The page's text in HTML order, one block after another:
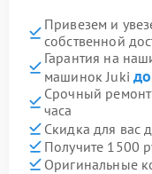
Привезем и
собственной
Гарантия на
машинок Juki
Срочный
часа
Скидка для вас
Получите 1500
Оригинальные